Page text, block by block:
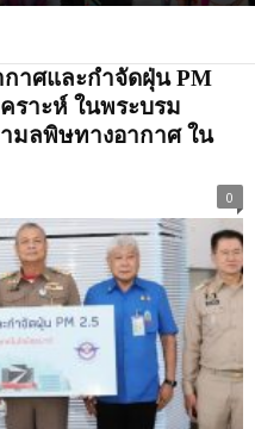
าศและกำจัดฝุ่น PM
ราะห์ ในพระบรม
มลพิษทางอากาศ ใน
0